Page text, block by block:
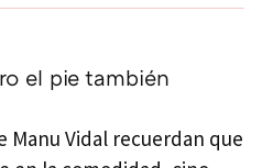
el pie también
Manu Vidal recuerdan que